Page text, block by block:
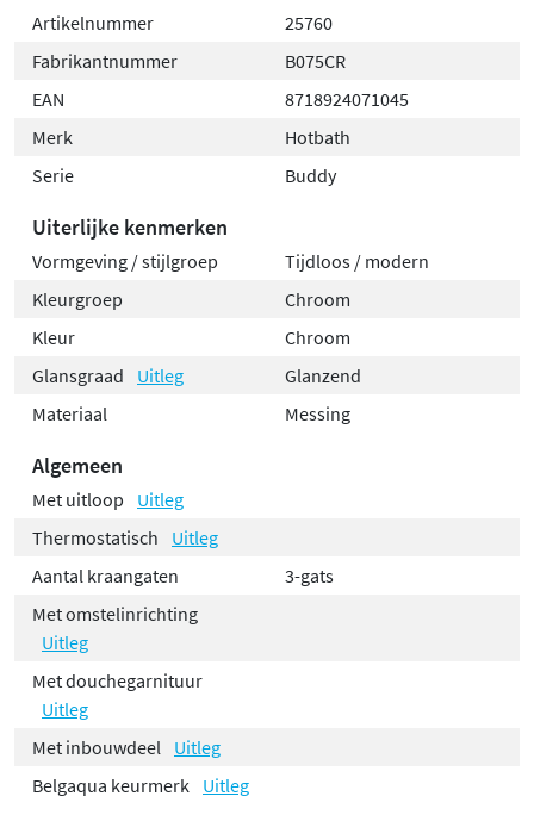
Artikelnummer
25760
Fabrikantnummer
B075CR
EAN
8718924071045
Merk
Hotbath
Serie
Buddy
Uiterlijke kenmerken
Vormgeving / stijlgroep
Tijdloos / modern
Kleurgroep
Chroom
Kleur
Chroom
Glansgraad
Uitleg
Glanzend
Materiaal
Messing
Algemeen
Met uitloop
Uitleg
Thermostatisch
Uitleg
Aantal kraangaten
3-gats
Met omstelinrichting
Uitleg
Met douchegarnituur
Uitleg
Met inbouwdeel
Uitleg
Belgaqua keurmerk Uitleg